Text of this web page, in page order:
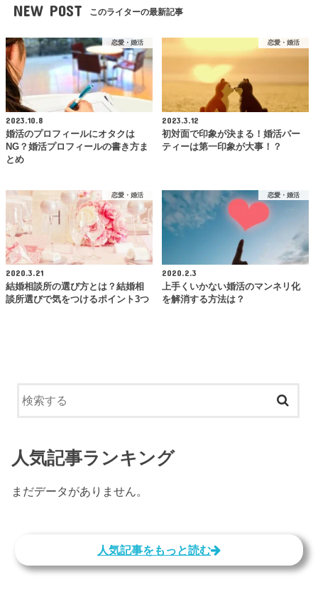
NEW POST このライターの最新記事
恋愛・婚活
2023.10.8
婚活のプロフィールにオタクは
NG？婚活プロフィールの書き方ま
とめ
恋愛・婚活
2023.3.12
初対面で印象が決まる！婚活パー
ティーは第一印象が大事！？
恋愛・婚活
2020.3.21
結婚相談所の選び方とは？結婚相
談所選びで気をつけるポイント3つ
恋愛・婚活
2020.2.3
上手くいかない婚活のマンネリ化
を解消する方法は？
人気記事ランキング
まだデータがありません。
人気記事をもっと読む